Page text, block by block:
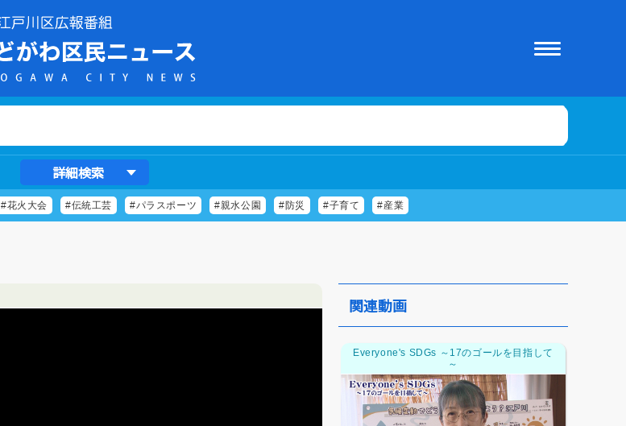
詳細検索
#花火大会 #伝統工芸 #パラスポーツ #親水公園 #防災 #子育て #産業
関連動画
Everyone's SDGs ～17のゴールを目指して
～